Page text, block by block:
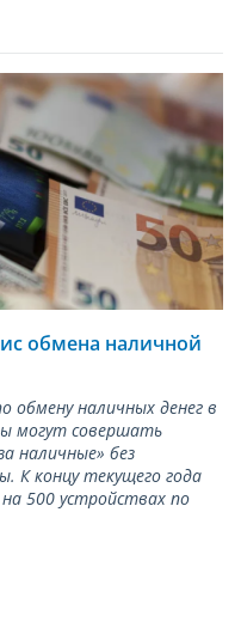
обмена наличной
обмену наличных денег в
могут совершать
наличные» без
К концу текущего года
500 устройствах по